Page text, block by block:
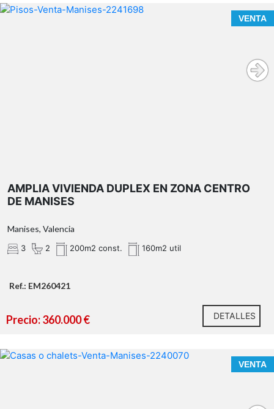
VENTA
AMPLIA VIVIENDA DUPLEX EN ZONA CENTRO
DE MANISES
Manises, Valencia
3 2 200m2 const. 160m2 util
Ref.: EM260421
Precio: 360.000 € DETALLES
VENTA